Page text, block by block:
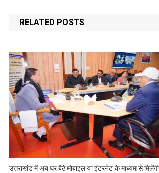
navigation
RELATED POSTS
उत्तराखंड में अब घर बैठे मोबाइल या इंटरनेट के माध्यम से